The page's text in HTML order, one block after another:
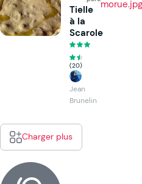
Tielle
à la
Scarole
(20)
Jean
Brunelin
Charger plus